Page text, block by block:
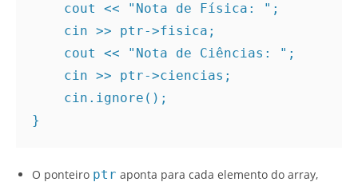
    cout << "Nota de Física: ";
    cin >> ptr->fisica;
    cout << "Nota de Ciências: ";
    cin >> ptr->ciencias;
    cin.ignore();
}
O ponteiro ptr aponta para cada elemento do array,